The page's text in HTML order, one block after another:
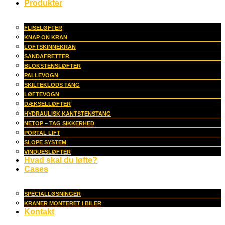
Produkter
FLISELØFTER
KNAP ON KRAN
LOFTSKINNEKRAN
SANDAFRETTER
BLOKSTENSLØFTER
PALLEVOGN
SKILTEKLODS TANG
LØFTEVOGN
DÆKSELLØFTER
HYDRAULISK KANTSTENSTANG
NETOP – TAG SIKKERHED
PORTAL LIFT
SLOPE SYSTEM
VINDUESLØFTER
Hvad skal du løfte?
Cases
SPECIALLØSNINGER
KRANER MONTERET I BILER
Kontakt